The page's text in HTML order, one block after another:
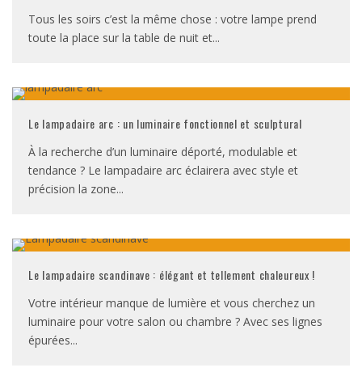
Tous les soirs c’est la même chose : votre lampe prend
toute la place sur la table de nuit et...
Le lampadaire arc : un luminaire fonctionnel et sculptural
À la recherche d’un luminaire déporté, modulable et
tendance ? Le lampadaire arc éclairera avec style et
précision la zone...
Le lampadaire scandinave : élégant et tellement chaleureux !
Votre intérieur manque de lumière et vous cherchez un
luminaire pour votre salon ou chambre ? Avec ses lignes
épurées...